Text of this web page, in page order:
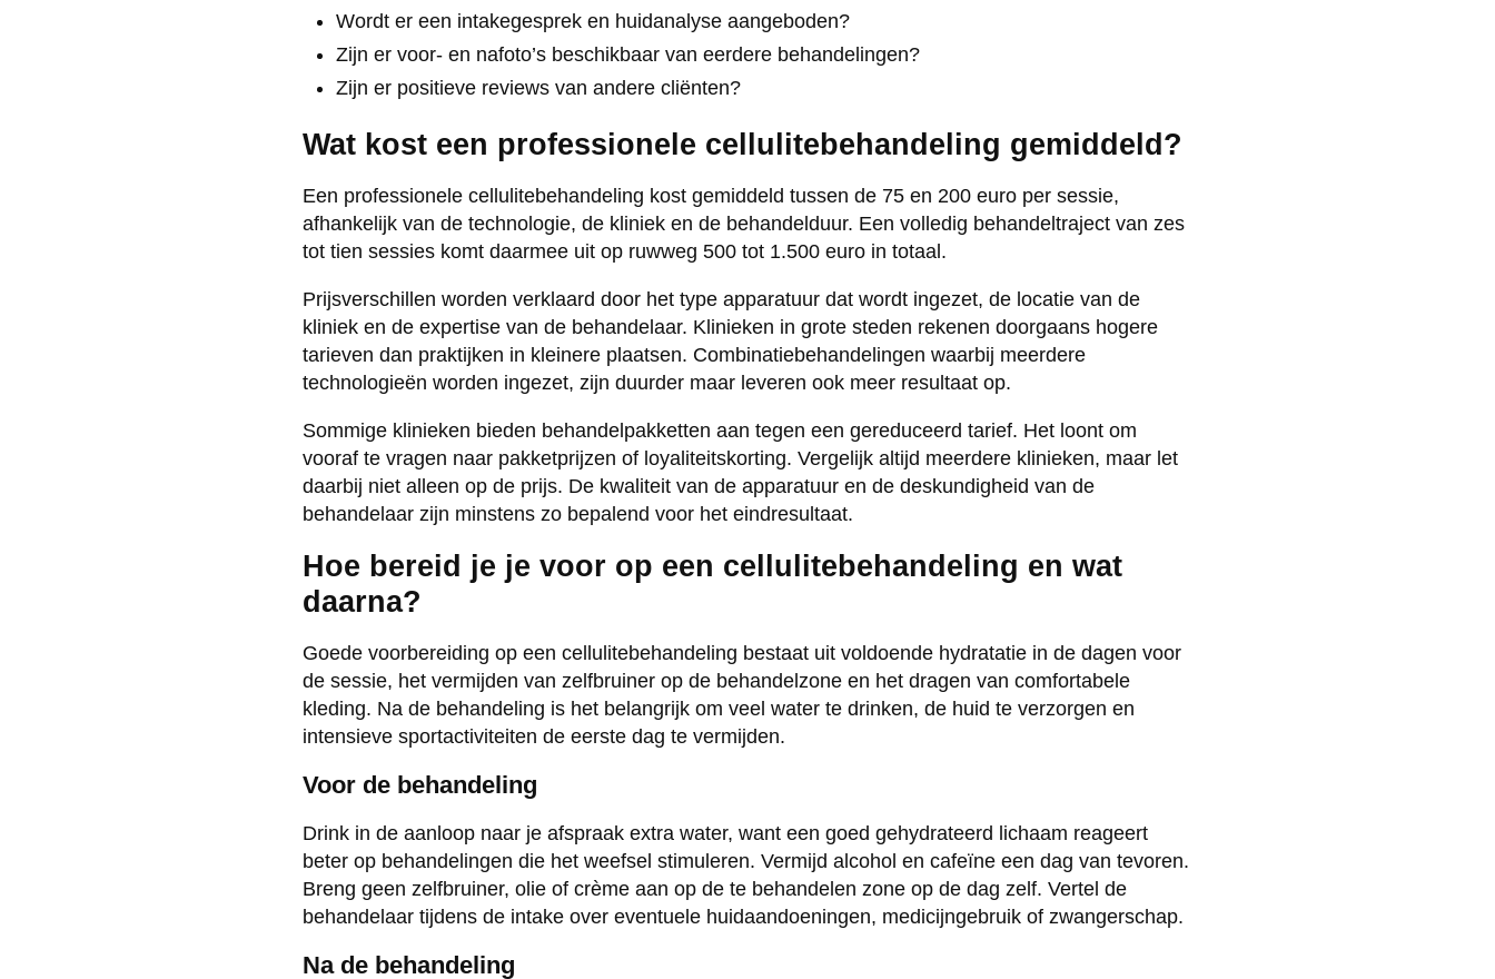
Wordt er een intakegesprek en huidanalyse aangeboden?
Zijn er voor- en nafoto’s beschikbaar van eerdere behandelingen?
Zijn er positieve reviews van andere cliënten?
Wat kost een professionele cellulitebehandeling gemiddeld?
Een professionele cellulitebehandeling kost gemiddeld tussen de 75 en 200 euro per sessie,
afhankelijk van de technologie, de kliniek en de behandelduur. Een volledig behandeltraject van zes
tot tien sessies komt daarmee uit op ruwweg 500 tot 1.500 euro in totaal.
Prijsverschillen worden verklaard door het type apparatuur dat wordt ingezet, de locatie van de
kliniek en de expertise van de behandelaar. Klinieken in grote steden rekenen doorgaans hogere
tarieven dan praktijken in kleinere plaatsen. Combinatiebehandelingen waarbij meerdere
technologieën worden ingezet, zijn duurder maar leveren ook meer resultaat op.
Sommige klinieken bieden behandelpakketten aan tegen een gereduceerd tarief. Het loont om
vooraf te vragen naar pakketprijzen of loyaliteitskorting. Vergelijk altijd meerdere klinieken, maar let
daarbij niet alleen op de prijs. De kwaliteit van de apparatuur en de deskundigheid van de
behandelaar zijn minstens zo bepalend voor het eindresultaat.
Hoe bereid je je voor op een cellulitebehandeling en wat
daarna?
Goede voorbereiding op een cellulitebehandeling bestaat uit voldoende hydratatie in de dagen voor
de sessie, het vermijden van zelfbruiner op de behandelzone en het dragen van comfortabele
kleding. Na de behandeling is het belangrijk om veel water te drinken, de huid te verzorgen en
intensieve sportactiviteiten de eerste dag te vermijden.
Voor de behandeling
Drink in de aanloop naar je afspraak extra water, want een goed gehydrateerd lichaam reageert
beter op behandelingen die het weefsel stimuleren. Vermijd alcohol en cafeïne een dag van tevoren.
Breng geen zelfbruiner, olie of crème aan op de te behandelen zone op de dag zelf. Vertel de
behandelaar tijdens de intake over eventuele huidaandoeningen, medicijngebruik of zwangerschap.
Na de behandeling